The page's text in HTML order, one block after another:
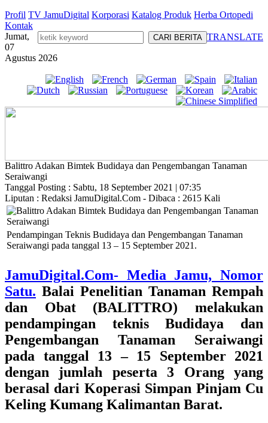
Profil TV JamuDigital Korporasi Katalog Produk Herba Ortopedi
Kontak
TRANSLATE
Jumat,
07
Agustus 2026
Balittro Adakan Bimtek Budidaya dan Pengembangan Tanaman
Seraiwangi
Tanggal Posting : Sabtu, 18 September 2021 | 07:35
Liputan : Redaksi JamuDigital.Com - Dibaca : 2615 Kali
Pendampingan Teknis Budidaya dan Pengembangan Tanaman
Seraiwangi pada tanggal 13 – 15 September 2021.
JamuDigital.Com- Media Jamu, Nomor
Satu. Balai Penelitian Tanaman Rempah
dan Obat (BALITTRO) melakukan
pendampingan teknis Budidaya dan
Pengembangan Tanaman Seraiwangi
pada tanggal 13 – 15 September 2021
dengan jumlah peserta 3 Orang yang
berasal dari Koperasi Simpan Pinjam Cu
Keling Kumang Kalimantan Barat.